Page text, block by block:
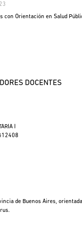
Orientación en Salud
DOCENTES
I
de Buenos Aires,